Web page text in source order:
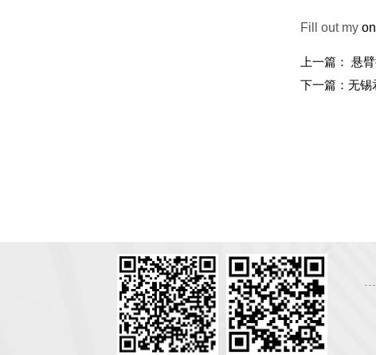
Fill out my
上一篇：
悬
下一篇： 无锡